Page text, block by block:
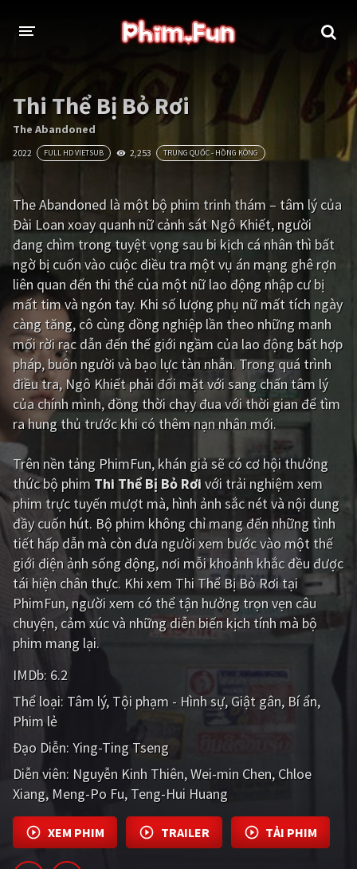
THỂ LOẠI
Thần thoại - Cổ trang Hành động
Tâm lý Chiến tranh
Kinh dị Tội phạm - Hình sự
Phiêu lưu Hài hước
Viễn tưởng Khoa học - Tài liệu
Hoạt hình Thể thao
Tình cảm - Lãng mạn Kỳ ảo
Giật gân Gia đình
Bí ẩn Lịch sử
Viễn Tây
GameShow DramaTV
QUỐC GIA
Âu - Mỹ Trung Quốc - Hồng Kông
Hàn Quốc Nhật Bản
Ấn Độ Việt Nam
Tổng hợp
CẬP NHẬT
PHIM MỚI
PHIM BỘ
PHIM LẺ
PHIM CHIẾU RẠP
TUYỂN TẬP PHIM
Thi Thể Bị Bỏ Rơi
The Abandoned
2022 FULL HD VIETSUB 2,253 TRUNG QUỐC - HỒNG KÔNG
The Abandoned là một bộ phim trinh thám – tâm lý của
Đài Loan xoay quanh nữ cảnh sát Ngô Khiết, người
đang chìm trong tuyệt vọng sau bi kịch cá nhân thì bất
ngờ bị cuốn vào cuộc điều tra một vụ án mạng ghê rợn
liên quan đến thi thể của một nữ lao động nhập cư bị
mất tim và ngón tay. Khi số lượng phụ nữ mất tích ngày
càng tăng, cô cùng đồng nghiệp lần theo những manh
mối rời rạc dẫn đến thế giới ngầm của lao động bất hợp
pháp, buôn người và bạo lực tàn nhẫn. Trong quá trình
điều tra, Ngô Khiết phải đối mặt với sang chấn tâm lý
của chính mình, đồng thời chạy đua với thời gian để tìm
ra hung thủ trước khi có thêm nạn nhân mới.
Trên nền tảng PhimFun, khán giả sẽ có cơ hội thưởng
thức bộ phim Thi Thể Bị Bỏ Rơi với trải nghiệm xem
phim trực tuyến mượt mà, hình ảnh sắc nét và nội dung
đầy cuốn hút. Bộ phim không chỉ mang đến những tình
tiết hấp dẫn mà còn đưa người xem bước vào một thế
giới điện ảnh sống động, nơi mỗi khoảnh khắc đều được
tái hiện chân thực. Khi xem Thi Thể Bị Bỏ Rơi tại
PhimFun, người xem có thể tận hưởng trọn vẹn câu
chuyện, cảm xúc và những diễn biến kịch tính mà bộ
phim mang lại.
IMDb: 6.2
Thể loại: Tâm lý Tội phạm - Hình sự Giật gân Bí ẩn
Phim lẻ
Đạo Diễn: Ying-Ting Tseng
Diễn viên: Nguyễn Kinh Thiên Wei-min Chen Chloe
Xiang Meng-Po Fu Teng-Hui Huang
XEM PHIM TRAILER TẢI PHIM